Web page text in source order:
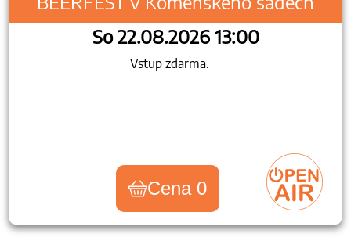
So 22.08.2026 13:00
Vstup zdarma.
Cena 0